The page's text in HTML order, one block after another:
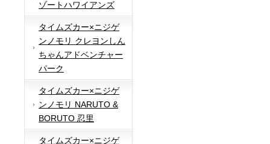
ゾートハワイアンズ
タイムズカー×ニジゲ
ンノモリ クレヨンしん
ちゃんアドベンチャー
パーク
タイムズカー×ニジゲ
ンノモリ NARUTO &
BORUTO 忍里
タイムズカー×ニジゲ